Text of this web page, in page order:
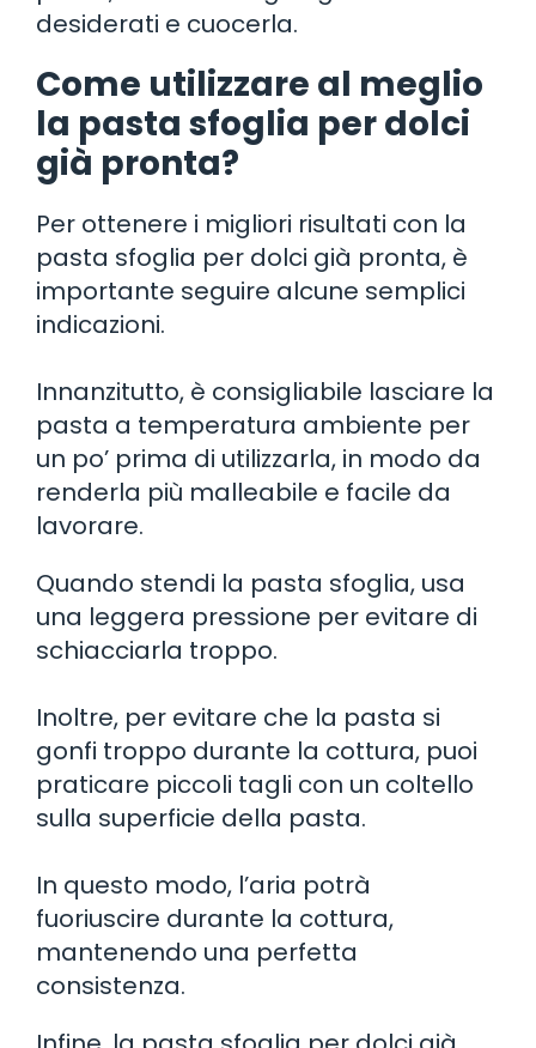
desiderati e cuocerla.
Come utilizzare al meglio
la pasta sfoglia per dolci
già pronta?
Per ottenere i migliori risultati con la
pasta sfoglia per dolci già pronta, è
importante seguire alcune semplici
indicazioni.
Innanzitutto, è consigliabile lasciare la
pasta a temperatura ambiente per
un po’ prima di utilizzarla, in modo da
renderla più malleabile e facile da
lavorare.
Quando stendi la pasta sfoglia, usa
una leggera pressione per evitare di
schiacciarla troppo.
Inoltre, per evitare che la pasta si
gonfi troppo durante la cottura, puoi
praticare piccoli tagli con un coltello
sulla superficie della pasta.
In questo modo, l’aria potrà
fuoriuscire durante la cottura,
mantenendo una perfetta
consistenza.